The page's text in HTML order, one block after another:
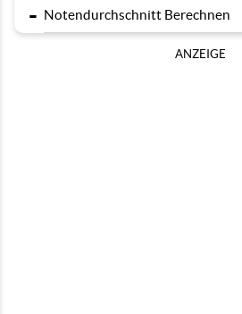
- Notendurchschnitt Berechnen
ANZEIGE